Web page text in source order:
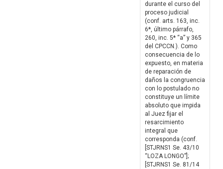
durante el curso del
proceso judicial
(conf. arts. 163, inc.
6*, último párrafo,
260, inc. 5* “a” y 365
del CPCCN.). Como
consecuencia de lo
expuesto, en materia
de reparación de
daños la congruencia
con lo postulado no
constituye un límite
absoluto que impida
al Juez fijar el
resarcimiento
integral que
corresponda (conf.
[STJRNS1 Se. 43/10
“LOZA LONGO”];
[STJRNS1 Se. 81/14